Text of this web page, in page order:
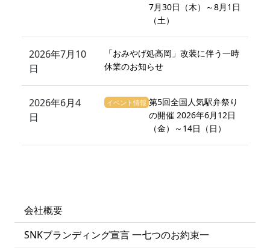
会社概要
SNKブランディング宣言 一七つのお約束一
7月30日（木）～8月1日
（土）
2026年7月10
日
「おみやげ処高岡」改装に伴う一時
休業のお知らせ
2026年6月4
日
イベント情報 第5回全国人気駅弁祭り
の開催 2026年6月12日
（金）～14日（日）